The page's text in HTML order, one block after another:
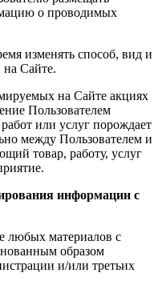
о проводимых
изменять способ, вид и
на Сайте.
на Сайте акциях
Пользователем
или услуг порождает
между Пользователем и
товар, работу, услуг
информации с
любых материалов с
образом
и/или третьих